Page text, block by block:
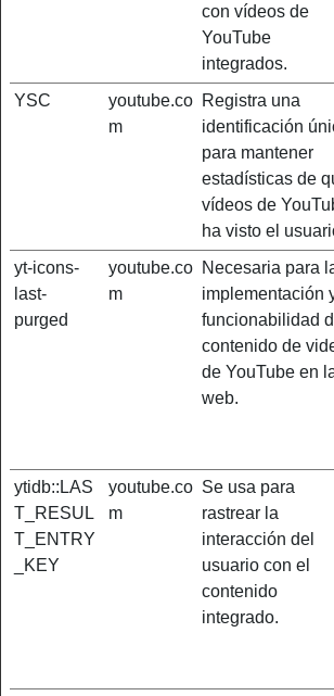
con vídeos de
YouTube
integrados.
YSC
youtube.co
m
Registra una
identificación
para mantener
estadísticas de
vídeos de
ha visto el
yt-icons-
last-
purged
youtube.co
m
Necesaria para
implementación
funcionabilidad
contenido de
de YouTube en
web.
ytidb::LAS
T_RESUL
T_ENTRY
_KEY
youtube.co
m
Se usa para
rastrear la
interacción del
usuario con el
contenido
integrado.